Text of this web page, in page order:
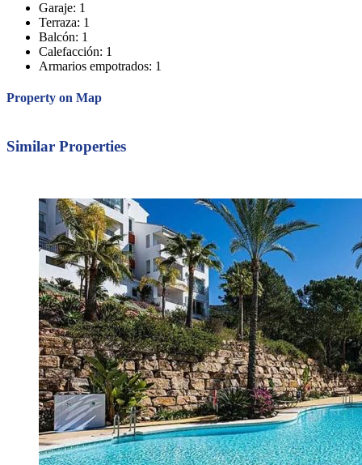
Garaje: 1
Terraza: 1
Balcón: 1
Calefacción: 1
Armarios empotrados: 1
Property on Map
+
Similar Properties